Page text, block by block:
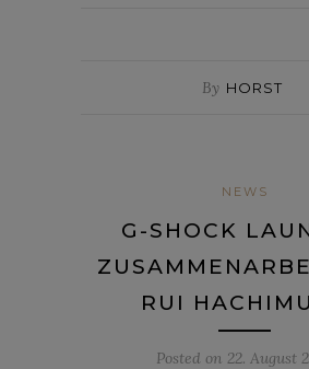
By HORST
NEWS
G-SHOCK
RUI
Posted on 22. August